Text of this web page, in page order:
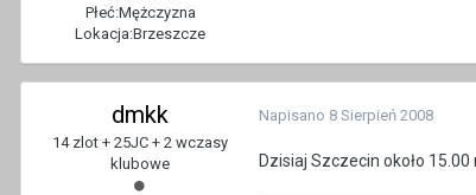
Płeć:Mężczyzna
Lokacja:Brzeszcze
dmkk
14 zlot + 25JC + 2 wczasy
klubowe
Napisano 8 Sierpień 2008
Dzisiaj Szczecin około